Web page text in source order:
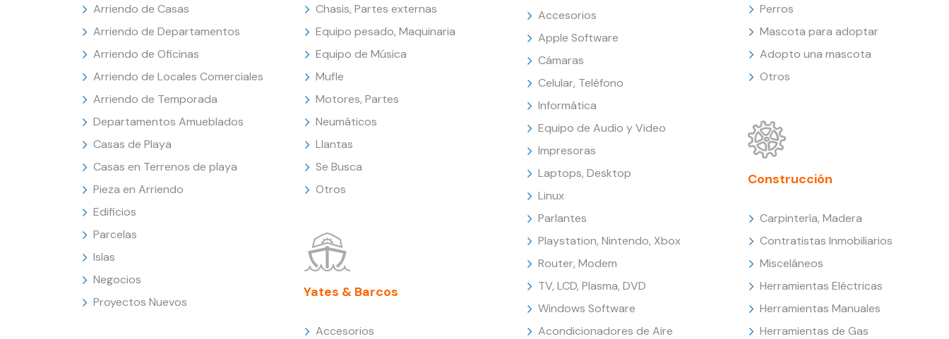
Arriendo de Casas
Arriendo de Departamentos
Arriendo de Oficinas
Arriendo de Locales Comerciales
Arriendo de Temporada
Departamentos Amueblados
Casas de Playa
Casas en Terrenos de playa
Pieza en Arriendo
Edificios
Parcelas
Islas
Negocios
Proyectos Nuevos
Chasis, Partes externas
Equipo pesado, Maquinaria
Equipo de Música
Mufle
Motores, Partes
Neumáticos
Llantas
Se Busca
Otros
Yates & Barcos
Accesorios
Accesorios
Apple Software
Cámaras
Celular, Teléfono
Informática
Equipo de Audio y Video
Impresoras
Laptops, Desktop
Linux
Parlantes
Playstation, Nintendo, Xbox
Router, Modem
TV, LCD, Plasma, DVD
Windows Software
Acondicionadores de Aire
Perros
Mascota para adoptar
Adopto una mascota
Otros
Construcción
Carpintería, Madera
Contratistas Inmobiliarios
Misceláneos
Herramientas Eléctricas
Herramientas Manuales
Herramientas de Gas